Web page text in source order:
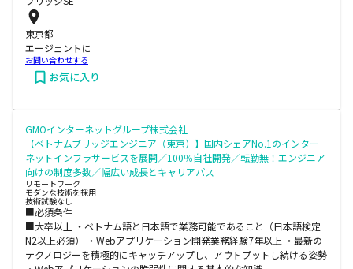
東京都
エージェントに
お問い合わせする
お気に入り
GMOインターネットグループ株式会社
【ベトナムブリッジエンジニア（東京）】国内シェアNo.1のインター
ネットインフラサービスを展開／100％自社開発／転勤無！エンジニア
向けの制度多数／幅広い成長とキャリアパス
リモートワーク
モダンな技術を採用
技術試験なし
■必須条件
■大卒以上 ・ベトナム語と日本語で業務可能であること（日本語検定
N2以上必須） ・Webアプリケーション開発業務経験7年以上 ・最新の
テクノロジーを積極的にキャッチアップし、アウトプットし続ける姿勢